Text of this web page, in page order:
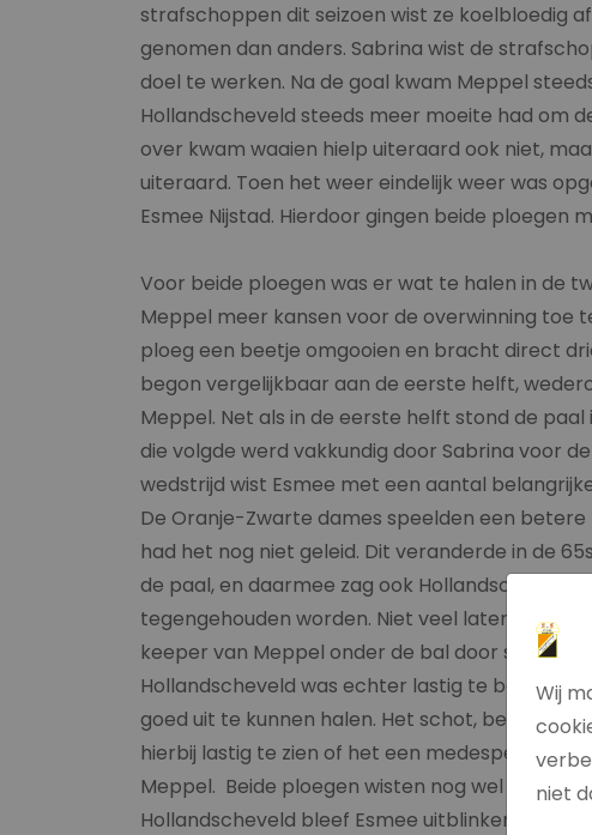
strafschoppen dit seizoen wist ze koelbloedig
genomen dan anders. Sabrina wist de
doel te werken. Na de goal kwam Meppel
Hollandscheveld steeds meer moeite had om
over kwam waaien hielp uiteraard ook niet,
uiteraard. Toen het weer eindelijk weer was
Esmee Nijstad. Hierdoor gingen beide ploegen
Voor beide ploegen was er wat te halen in de
Meppel meer kansen voor de overwinning toe
ploeg een beetje omgooien en bracht direct
begon vergelijkbaar aan de eerste helft,
Meppel. Net als in de eerste helft stond de
die volgde werd vakkundig door Sabrina voor
wedstrijd wist Esmee met een aantal
De Oranje-Zwarte dames speelden een
had het nog niet geleid. Dit veranderde in de
de paal, en daarmee zag ook Hollandscheveld
tegengehouden worden. Niet veel later kreeg
keeper van Meppel onder de bal door schoot.
Hollandscheveld was echter lastig te
goed uit te kunnen halen. Het schot, belandde
hierbij lastig te zien of het een medespeler
Meppel. Beide ploegen wisten nog wel
Hollandscheveld bleef Esmee uitblinken. Dat de
Wij
niet